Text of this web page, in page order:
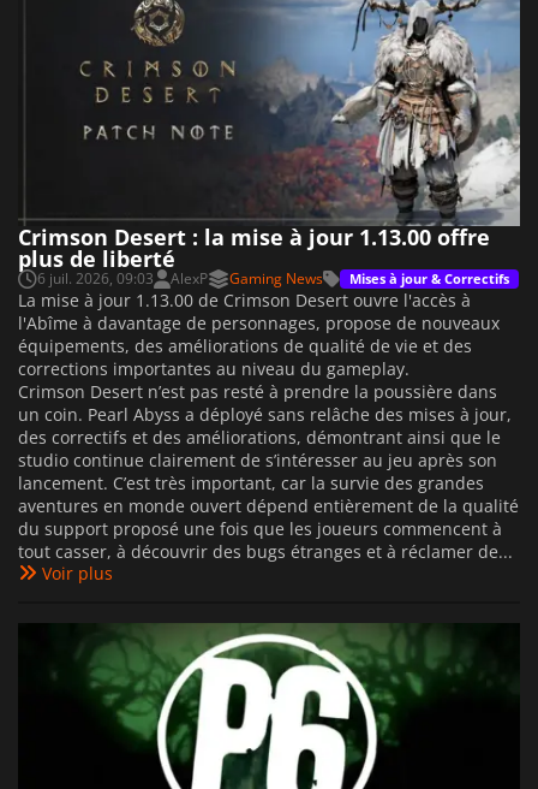
Crimson Desert : la mise à jour 1.13.00 offre
plus de liberté
6 juil. 2026, 09:03 AlexP Gaming News Mises à jour & Correctifs
La mise à jour 1.13.00 de Crimson Desert ouvre l'accès à
l'Abîme à davantage de personnages, propose de nouveaux
équipements, des améliorations de qualité de vie et des
corrections importantes au niveau du gameplay.
Crimson Desert n’est pas resté à prendre la poussière dans
un coin. Pearl Abyss a déployé sans relâche des mises à jour,
des correctifs et des améliorations, démontrant ainsi que le
studio continue clairement de s’intéresser au jeu après son
lancement. C’est très important, car la survie des grandes
aventures en monde ouvert dépend entièrement de la qualité
du support proposé une fois que les joueurs commencent à
tout casser, à découvrir des bugs étranges et à réclamer de...
Voir plus